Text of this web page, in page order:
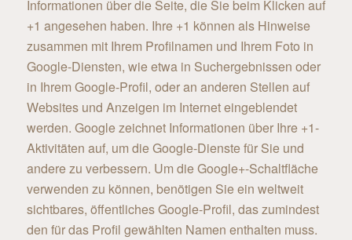
Informationen über die Seite, die Sie beim Klicken auf
+1 angesehen haben. Ihre +1 können als Hinweise
zusammen mit Ihrem Profilnamen und Ihrem Foto in
Google-Diensten, wie etwa in Suchergebnissen oder
in Ihrem Google-Profil, oder an anderen Stellen auf
Websites und Anzeigen im Internet eingeblendet
werden. Google zeichnet Informationen über Ihre +1-
Aktivitäten auf, um die Google-Dienste für Sie und
andere zu verbessern. Um die Google+-Schaltfläche
verwenden zu können, benötigen Sie ein weltweit
sichtbares, öffentliches Google-Profil, das zumindest
den für das Profil gewählten Namen enthalten muss.